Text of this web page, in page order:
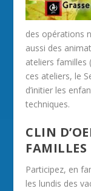
des opérations
aussi des
ateliers familles
ces ateliers, le
d’initier les
techniques.
CLIN
FAMILLES
Participez, en
les lundis des